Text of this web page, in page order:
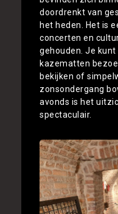
doordrenkt van
het heden. Het is
concerten en
gehouden. Je
kazematten
bekijken of
zonsondergang
avonds is het
spectaculair.